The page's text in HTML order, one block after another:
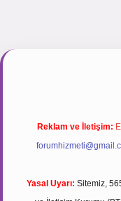
Reklam ve İletişim:
Yasal Uyarı: Sitemiz,